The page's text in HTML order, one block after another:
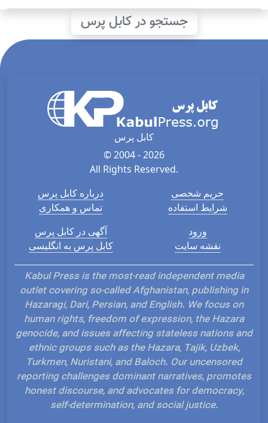
جستجو در کابل پرس
کابل پرس
© 2004 - 2026
All Rights Reserved.
درباره کابل پرس
تماس و همکاری
حریم شخصی
شرایط استفاده
آگهی در کابل پرس
کابل پرس به انگلیسی
ورود
نقشه سایت
Kabul Press is the most-read independent media
outlet covering so-called Afghanistan, publishing in
Hazaragi, Dari, Persian, and English. We focus on
human rights, freedom of expression, the Hazara
genocide, and issues affecting stateless nations and
ethnic groups such as the Hazara, Tajik, Uzbek,
Turkmen, Nuristani, and Baloch. Our uncensored
reporting challenges dominant narratives, promotes
honest discourse, and advocates for democracy,
self-determination, and social justice.